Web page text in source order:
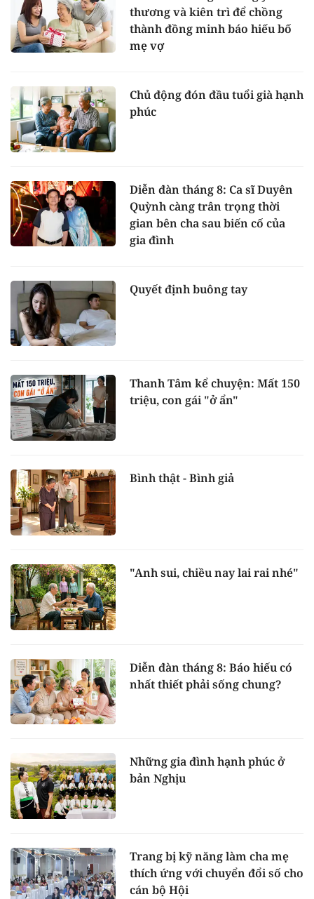
thương và kiên trì để chồng
thành đồng minh báo hiếu bố
mẹ vợ
Chủ động đón đầu tuổi già hạnh
phúc
Diễn đàn tháng 8: Ca sĩ Duyên
Quỳnh càng trân trọng thời
gian bên cha sau biến cố của
gia đình
Quyết định buông tay
Thanh Tâm kể chuyện: Mất 150
triệu, con gái "ở ẩn"
Bình thật - Bình giả
"Anh sui, chiều nay lai rai nhé"
Diễn đàn tháng 8: Báo hiếu có
nhất thiết phải sống chung?
Những gia đình hạnh phúc ở
bản Nghịu
Trang bị kỹ năng làm cha mẹ
thích ứng với chuyển đổi số cho
cán bộ Hội